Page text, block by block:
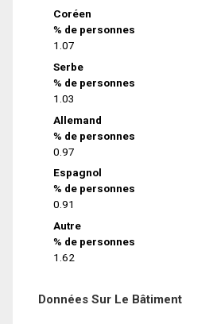
Coréen
% de personnes
1.07
Serbe
% de personnes
1.03
Allemand
% de personnes
0.97
Espagnol
% de personnes
0.91
Autre
% de personnes
1.62
Données Sur Le Bâtiment